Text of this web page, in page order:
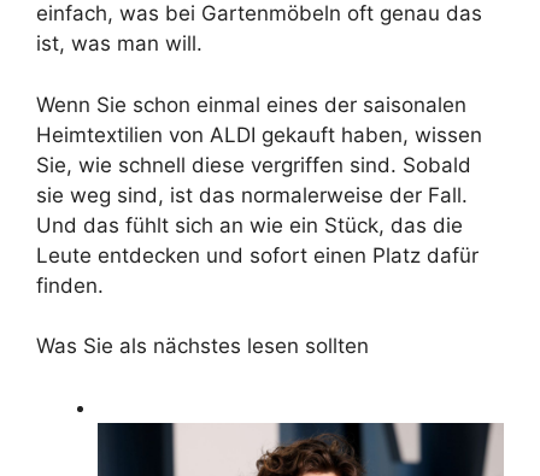
einfach, was bei Gartenmöbeln oft genau das
ist, was man will.
Wenn Sie schon einmal eines der saisonalen
Heimtextilien von ALDI gekauft haben, wissen
Sie, wie schnell diese vergriffen sind. Sobald
sie weg sind, ist das normalerweise der Fall.
Und das fühlt sich an wie ein Stück, das die
Leute entdecken und sofort einen Platz dafür
finden.
Was Sie als nächstes lesen sollten